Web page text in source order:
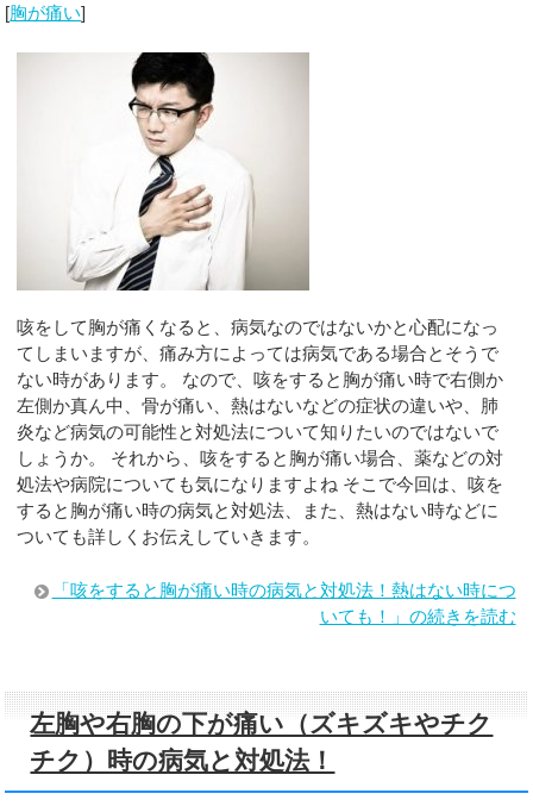
[胸が痛い]
咳をして胸が痛くなると、病気なのではないかと心配になっ
てしまいますが、痛み方によっては病気である場合とそうで
ない時があります。 なので、咳をすると胸が痛い時で右側か
左側か真ん中、骨が痛い、熱はないなどの症状の違いや、肺
炎など病気の可能性と対処法について知りたいのではないで
しょうか。 それから、咳をすると胸が痛い場合、薬などの対
処法や病院についても気になりますよね そこで今回は、咳を
すると胸が痛い時の病気と対処法、また、熱はない時などに
ついても詳しくお伝えしていきます。
「咳をすると胸が痛い時の病気と対処法！熱はない時につ
いても！」の続きを読む
左胸や右胸の下が痛い（ズキズキやチク
チク）時の病気と対処法！